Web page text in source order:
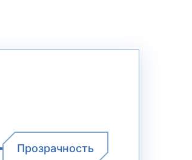
Прозрачность